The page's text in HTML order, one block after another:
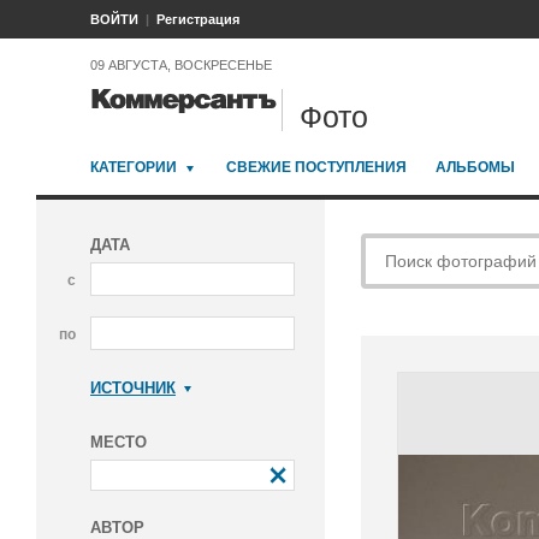
ВОЙТИ Регистрация
09 АВГУСТА, ВОСКРЕСЕНЬЕ
Фото
КАТЕГОРИИ СВЕЖИЕ ПОСТУПЛЕНИЯ АЛЬБОМЫ
ДАТА
с
по
ИСТОЧНИК
МЕСТО
АВТОР